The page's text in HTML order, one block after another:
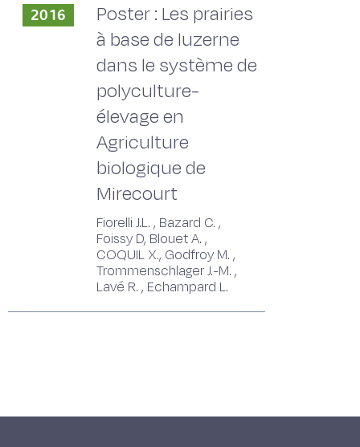
2016
Poster : Les prairies
à base de luzerne
dans le système de
polyculture-
élevage en
Agriculture
biologique de
Mirecourt
Fiorelli J.L. , Bazard C. ,
Foissy D, Blouet A. ,
COQUIL X., Godfroy M. ,
Trommenschlager J.-M. ,
Lavé R. , Echampard L.